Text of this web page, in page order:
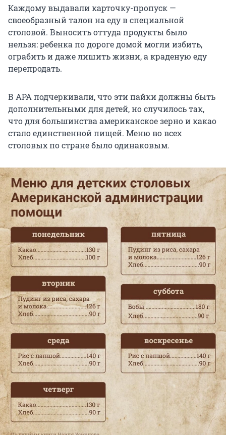
Каждому выдавали карточку-пропуск —
своеобразный талон на еду в специальной
столовой. Выносить оттуда продукты было
нельзя: ребенка по дороге домой могли избить,
ограбить и даже лишить жизни, а краденую еду
перепродать.
В АРА подчеркивали, что эти пайки должны быть
дополнительными для детей, но случилось так,
что для большинства американское зерно и какао
стало единственной пищей. Меню во всех
столовых по стране было одинаковым.